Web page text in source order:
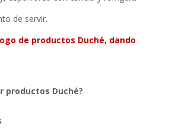
de servir.
de productos Duché, dando
productos Duché?